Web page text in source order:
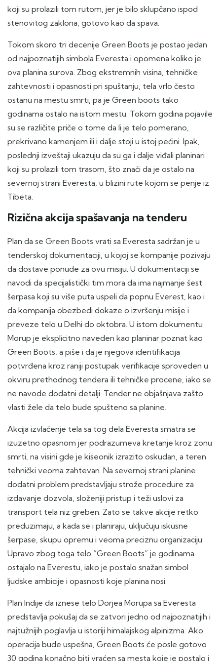
koji su prolazili tom rutom, jer je bilo sklupčano ispod
stenovitog zaklona, gotovo kao da spava.
Tokom skoro tri decenije Green Boots je postao jedan
od najpoznatijih simbola Everesta i opomena koliko je
ova planina surova. Zbog ekstremnih visina, tehničke
zahtevnosti i opasnosti pri spuštanju, tela vrlo često
ostanu na mestu smrti, pa je Green boots tako
godinama ostalo na istom mestu. Tokom godina pojavile
su se različite priče o tome da li je telo pomerano,
prekrivano kamenjem ili i dalje stoji u istoj pećini. Ipak,
poslednji izveštaji ukazuju da su ga i dalje viđali planinari
koji su prolazili tom trasom, što znači da je ostalo na
severnoj strani Everesta, u blizini rute kojom se penje iz
Tibeta.
Rizična akcija spašavanja na tenderu
Plan da se Green Boots vrati sa Everesta sadržan je u
tenderskoj dokumentaciji, u kojoj se kompanije pozivaju
da dostave ponude za ovu misiju. U dokumentaciji se
navodi da specijalistički tim mora da ima najmanje šest
šerpasa koji su više puta uspeli da popnu Everest, kao i
da kompanija obezbedi dokaze o izvršenju misije i
preveze telo u Delhi do oktobra. U istom dokumentu
Morup je eksplicitno naveden kao planinar poznat kao
Green Boots, a piše i da je njegova identifikacija
potvrđena kroz raniji postupak verifikacije sproveden u
okviru prethodnog tendera ili tehničke procene, iako se
ne navode dodatni detalji. Tender ne objašnjava zašto
vlasti žele da telo bude spušteno sa planine.
Akcija izvlačenje tela sa tog dela Everesta smatra se
izuzetno opasnom jer podrazumeva kretanje kroz zonu
smrti, na visini gde je kiseonik izrazito oskudan, a teren
tehnički veoma zahtevan. Na severnoj strani planine
dodatni problem predstavljaju strože procedure za
izdavanje dozvola, složeniji pristup i teži uslovi za
transport tela niz greben. Zato se takve akcije retko
preduzimaju, a kada se i planiraju, uključuju iskusne
šerpase, skupu opremu i veoma preciznu organizaciju.
Upravo zbog toga telo “Green Boots” je godinama
ostajalo na Everestu, iako je postalo snažan simbol
ljudske ambicije i opasnosti koje planina nosi.
Plan Indije da iznese telo Dorjea Morupa sa Everesta
predstavlja pokušaj da se zatvori jedno od najpoznatijih i
najtužnijih poglavlja u istoriji himalajskog alpinizma. Ako
operacija bude uspešna, Green Boots će posle gotovo
30 godina konačno biti vraćen sa mesta koje je postalo i